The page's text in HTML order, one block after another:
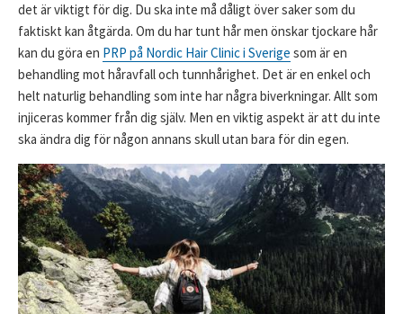
det är viktigt för dig. Du ska inte må dåligt över saker som du
faktiskt kan åtgärda. Om du har tunt hår men önskar tjockare hår
kan du göra en PRP på Nordic Hair Clinic i Sverige som är en
behandling mot håravfall och tunnhårighet. Det är en enkel och
helt naturlig behandling som inte har några biverkningar. Allt som
injiceras kommer från dig själv. Men en viktig aspekt är att du inte
ska ändra dig för någon annans skull utan bara för din egen.